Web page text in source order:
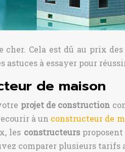
cher. Cela est dû au prix
à essayer pour
de maison
projet de construction
à un constructeur de
les constructeursproposent
comparer plusieurs